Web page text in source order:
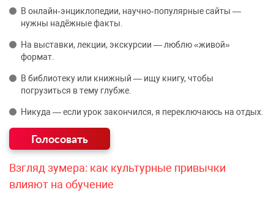
В онлайн‑энциклопедии, научно‑популярные сайты —
нужны надёжные факты.
На выставки, лекции, экскурсии — люблю «живой»
формат.
В библиотеку или книжный — ищу книгу, чтобы
погрузиться в тему глубже.
Никуда — если урок закончился, я переключаюсь на отдых.
Взгляд зумера: как культурные привычки
влияют на обучение